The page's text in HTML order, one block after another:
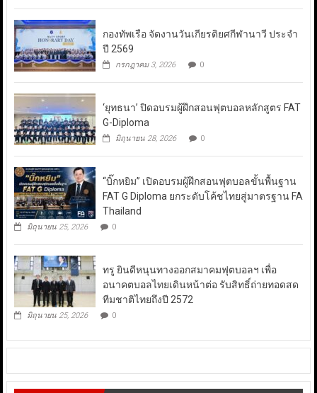
กองทัพเรือ จัดงานวันเกียรติยศกีฬานาวี ประจำ
ปี 2569
กรกฎาคม 3, 2026 0
‘ยุทธนา’ ปิดอบรมผู้ฝึกสอนฟุตบอลหลักสูตร FAT
G-Diploma
มิถุนายน 28, 2026 0
“บิ๊กหยิม” เปิดอบรมผู้ฝึกสอนฟุตบอลขั้นพื้นฐาน
FAT G Diploma ยกระดับโค้ชไทยสู่มาตรฐาน FA
Thailand
มิถุนายน 25, 2026 0
ทรู ยินดีหนุนทางออกสมาคมฟุตบอลฯ เพื่อ
อนาคตบอลไทยเดินหน้าต่อ รับสิทธิ์ถ่ายทอดสด
ทีมชาติไทยถึงปี 2572
มิถุนายน 25, 2026 0